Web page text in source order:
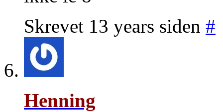
Skrevet 13 years siden #
Henning